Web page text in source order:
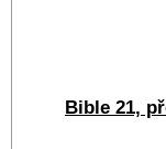
Bible 21,